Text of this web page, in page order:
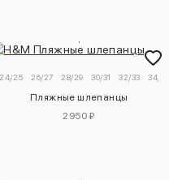
24/25 26/27 28/29 30/31 32/33 34/
Пляжные шлепанцы
2950 ₽